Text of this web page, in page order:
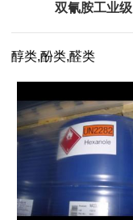
双氰胺工业级
醇类,酚类,醛类